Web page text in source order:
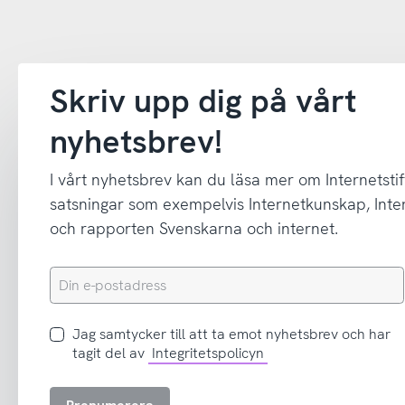
Skriv upp dig på vårt
nyhetsbrev!
I vårt nyhetsbrev kan du läsa mer om
satsningar som exempelvis Internetkunskap,
och rapporten Svenskarna och internet.
Din
e-
Jag
samtycker
att
Jag samtycker till att ta emot nyhetsbrev och har
tagit del av Integritetspolicyn